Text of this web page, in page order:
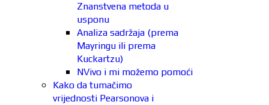
Znanstvena metoda u
usponu
Analiza sadržaja (prema
Mayringu ili prema
Kuckartzu)
NVivo i mi možemo pomoći
Kako da tumačimo
vrijednosti Pearsonova i